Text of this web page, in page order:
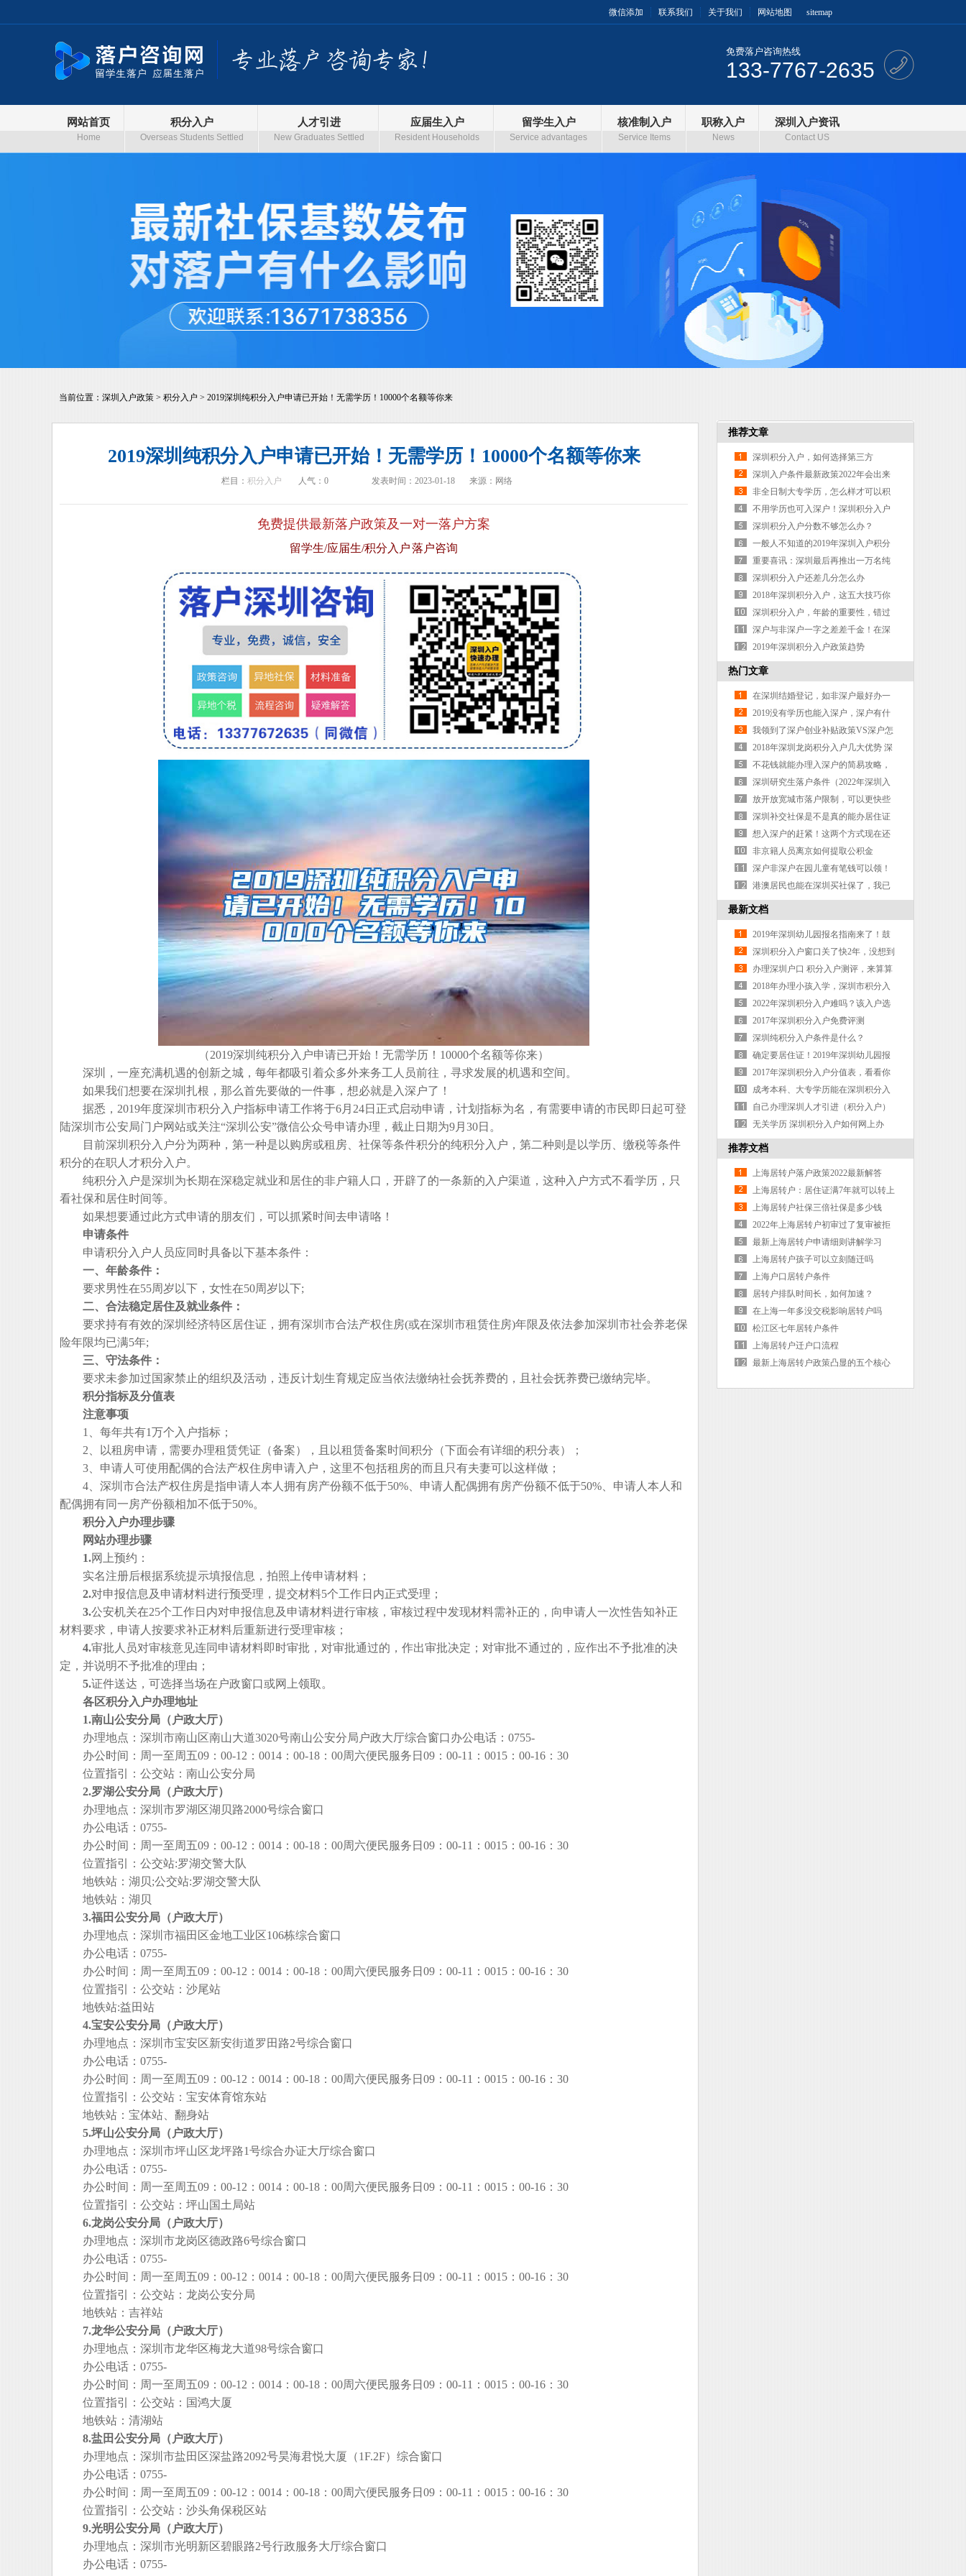
微信添加 联系我们 关于我们 网站地图 sitemap
免费落户咨询热线
133-7767-2635
网站首页
Home
积分入户
Overseas Students Settled
人才引进
New Graduates Settled
应届生入户
Resident Households
留学生入户
Service advantages
核准制入户
Service Items
职称入户
News
深圳入户资讯
Contact US
当前位置： 深圳入户政策 > 积分入户 > 2019深圳纯积分入户申请已开始！无需学历！10000个名额等你来
2019深圳纯积分入户申请已开始！无需学历！10000个名额等你来
栏目： 积分入户 人气： 0 发表时间：2023-01-18 来源：网络
免费提供最新落户政策及一对一落户方案
留学生/应届生/积分入户 落户咨询
（2019深圳纯积分入户申请已开始！无需学历！10000个名额等你来）
深圳，一座充满机遇的创新之城，每年都吸引着众多外来务工人员前往，寻求发展的机遇和空间。
如果我们想要在深圳扎根，那么首先要做的一件事，想必就是入深户了！
据悉，2019年度深圳市积分入户指标申请工作将于6月24日正式启动申请，计划指标为名，有需要申请的市民即日起可登
陆深圳市公安局门户网站或关注“深圳公安”微信公众号申请办理，截止日期为9月30日。
目前深圳积分入户分为两种，第一种是以购房或租房、社保等条件积分的纯积分入户，第二种则是以学历、缴税等条件
积分的在职人才积分入户。
纯积分入户是深圳为长期在深稳定就业和居住的非户籍人口，开辟了的一条新的入户渠道，这种入户方式不看学历，只
看社保和居住时间等。
如果想要通过此方式申请的朋友们，可以抓紧时间去申请咯！
申请条件
申请积分入户人员应同时具备以下基本条件：
一、年龄条件：
要求男性在55周岁以下，女性在50周岁以下;
二、合法稳定居住及就业条件：
要求持有有效的深圳经济特区居住证，拥有深圳市合法产权住房(或在深圳市租赁住房)年限及依法参加深圳市社会养老保
险年限均已满5年;
三、守法条件：
要求未参加过国家禁止的组织及活动，违反计划生育规定应当依法缴纳社会抚养费的，且社会抚养费已缴纳完毕。
积分指标及分值表
注意事项
1、每年共有1万个入户指标；
2、以租房申请，需要办理租赁凭证（备案），且以租赁备案时间积分（下面会有详细的积分表）；
3、申请人可使用配偶的合法产权住房申请入户，这里不包括租房的而且只有夫妻可以这样做；
4、深圳市合法产权住房是指申请人本人拥有房产份额不低于50%、申请人配偶拥有房产份额不低于50%、申请人本人和
配偶拥有同一房产份额相加不低于50%。
积分入户办理步骤
网站办理步骤
1.网上预约：
实名注册后根据系统提示填报信息，拍照上传申请材料；
2.对申报信息及申请材料进行预受理，提交材料5个工作日内正式受理；
3.公安机关在25个工作日内对申报信息及申请材料进行审核，审核过程中发现材料需补正的，向申请人一次性告知补正
材料要求，申请人按要求补正材料后重新进行受理审核；
4.审批人员对审核意见连同申请材料即时审批，对审批通过的，作出审批决定；对审批不通过的，应作出不予批准的决
定，并说明不予批准的理由；
5.证件送达，可选择当场在户政窗口或网上领取。
各区积分入户办理地址
1.南山公安分局（户政大厅）
办理地点：深圳市南山区南山大道3020号南山公安分局户政大厅综合窗口办公电话：0755-
办公时间：周一至周五09：00-12：0014：00-18：00周六便民服务日09：00-11：0015：00-16：30
位置指引：公交站：南山公安分局
2.罗湖公安分局（户政大厅）
办理地点：深圳市罗湖区湖贝路2000号综合窗口
办公电话：0755-
办公时间：周一至周五09：00-12：0014：00-18：00周六便民服务日09：00-11：0015：00-16：30
位置指引：公交站:罗湖交警大队
地铁站：湖贝;公交站:罗湖交警大队
地铁站：湖贝
3.福田公安分局（户政大厅）
办理地点：深圳市福田区金地工业区106栋综合窗口
办公电话：0755-
办公时间：周一至周五09：00-12：0014：00-18：00周六便民服务日09：00-11：0015：00-16：30
位置指引：公交站：沙尾站
地铁站:益田站
4.宝安公安分局（户政大厅）
办理地点：深圳市宝安区新安街道罗田路2号综合窗口
办公电话：0755-
办公时间：周一至周五09：00-12：0014：00-18：00周六便民服务日09：00-11：0015：00-16：30
位置指引：公交站：宝安体育馆东站
地铁站：宝体站、翻身站
5.坪山公安分局（户政大厅）
办理地点：深圳市坪山区龙坪路1号综合办证大厅综合窗口
办公电话：0755-
办公时间：周一至周五09：00-12：0014：00-18：00周六便民服务日09：00-11：0015：00-16：30
位置指引：公交站：坪山国土局站
6.龙岗公安分局（户政大厅）
办理地点：深圳市龙岗区德政路6号综合窗口
办公电话：0755-
办公时间：周一至周五09：00-12：0014：00-18：00周六便民服务日09：00-11：0015：00-16：30
位置指引：公交站：龙岗公安分局
地铁站：吉祥站
7.龙华公安分局（户政大厅）
办理地点：深圳市龙华区梅龙大道98号综合窗口
办公电话：0755-
办公时间：周一至周五09：00-12：0014：00-18：00周六便民服务日09：00-11：0015：00-16：30
位置指引：公交站：国鸿大厦
地铁站：清湖站
8.盐田公安分局（户政大厅）
办理地点：深圳市盐田区深盐路2092号昊海君悦大厦（1F.2F）综合窗口
办公电话：0755-
办公时间：周一至周五09：00-12：0014：00-18：00周六便民服务日09：00-11：0015：00-16：30
位置指引：公交站：沙头角保税区站
9.光明公安分局（户政大厅）
办理地点：深圳市光明新区碧眼路2号行政服务大厅综合窗口
办公电话：0755-
推荐文章
深圳积分入户，如何选择第三方
深圳入户条件最新政策2022年会出来
吗（非全日制大专积分落户）
非全日制大专学历，怎么样才可以积
分入户深圳呢？10个方式可完成
不用学历也可入深户！深圳积分入户
开放时间出来了
深圳积分入户分数不够怎么办？
一般人不知道的2019年深圳入户积分
测评
重要喜讯：深圳最后再推出一万名纯
积分落户指标，以后再没有了！
深圳积分入户还差几分怎么办
2018年深圳积分入户，这五大技巧你
必须掌握！
深圳积分入户，年龄的重要性，错过
了就无法挽回
深户与非深户一字之差差千金！在深
圳上学按积分高低安排学位
2019年深圳积分入户政策趋势
热门文章
在深圳结婚登记，如非深户最好办一
个居住证
2019没有学历也能入深户，深户有什
么好处？
我领到了深户创业补贴政策VS深户怎
么申请首创业补贴
2018年深圳龙岗积分入户几大优势 深
圳龙岗入户办理有保障
不花钱就能办理入深户的简易攻略，
取走不谢
深圳研究生落户条件（2022年深圳入
户新政策）
放开放宽城市落户限制，可以更快些
深圳补交社保是不是真的能办居住证
想入深户的赶紧！这两个方式现在还
能办！中专学历也可
非京籍人员离京如何提取公积金
深户非深户在园儿童有笔钱可以领！
预计下个月，每人3次！附攻略
港澳居民也能在深圳买社保了，我已
经成功登记下个月扣款，你们呢
最新文档
2019年深圳幼儿园报名指南来了！鼓
励积分入园，确定要居住证！
深圳积分入户窗口关了快2年，没想到
中级职称快人一步
办理深圳户口 积分入户测评，来算算
自己的入户积分
2018年办理小孩入学，深圳市积分入
户如何操作？
2022年深圳积分入户难吗？该入户选
入户方案
2017年深圳积分入户免费评测
深圳纯积分入户条件是什么？
确定要居住证！2019年深圳幼儿园报
名超全指南来了！试行积分入园
2017年深圳积分入户分值表，看看你
能积多少分
成考本科、大专学历能在深圳积分入
户吗？
自己办理深圳人才引进（积分入户）
具体的流程和所需资料清单
无关学历 深圳积分入户如何网上办
理？
推荐文档
上海居转户落户政策2022最新解答
上海居转户：居住证满7年就可以转上
海户口吗？
上海居转户社保三倍社保是多少钱
2022年上海居转户初审过了复审被拒
概率0
最新上海居转户申请细则讲解学习
上海居转户孩子可以立刻随迁吗
上海户口居转户条件
居转户排队时间长，如何加速？
在上海一年多没交税影响居转户吗
松江区七年居转户条件
上海居转户迁户口流程
最新上海居转户政策凸显的五个核心